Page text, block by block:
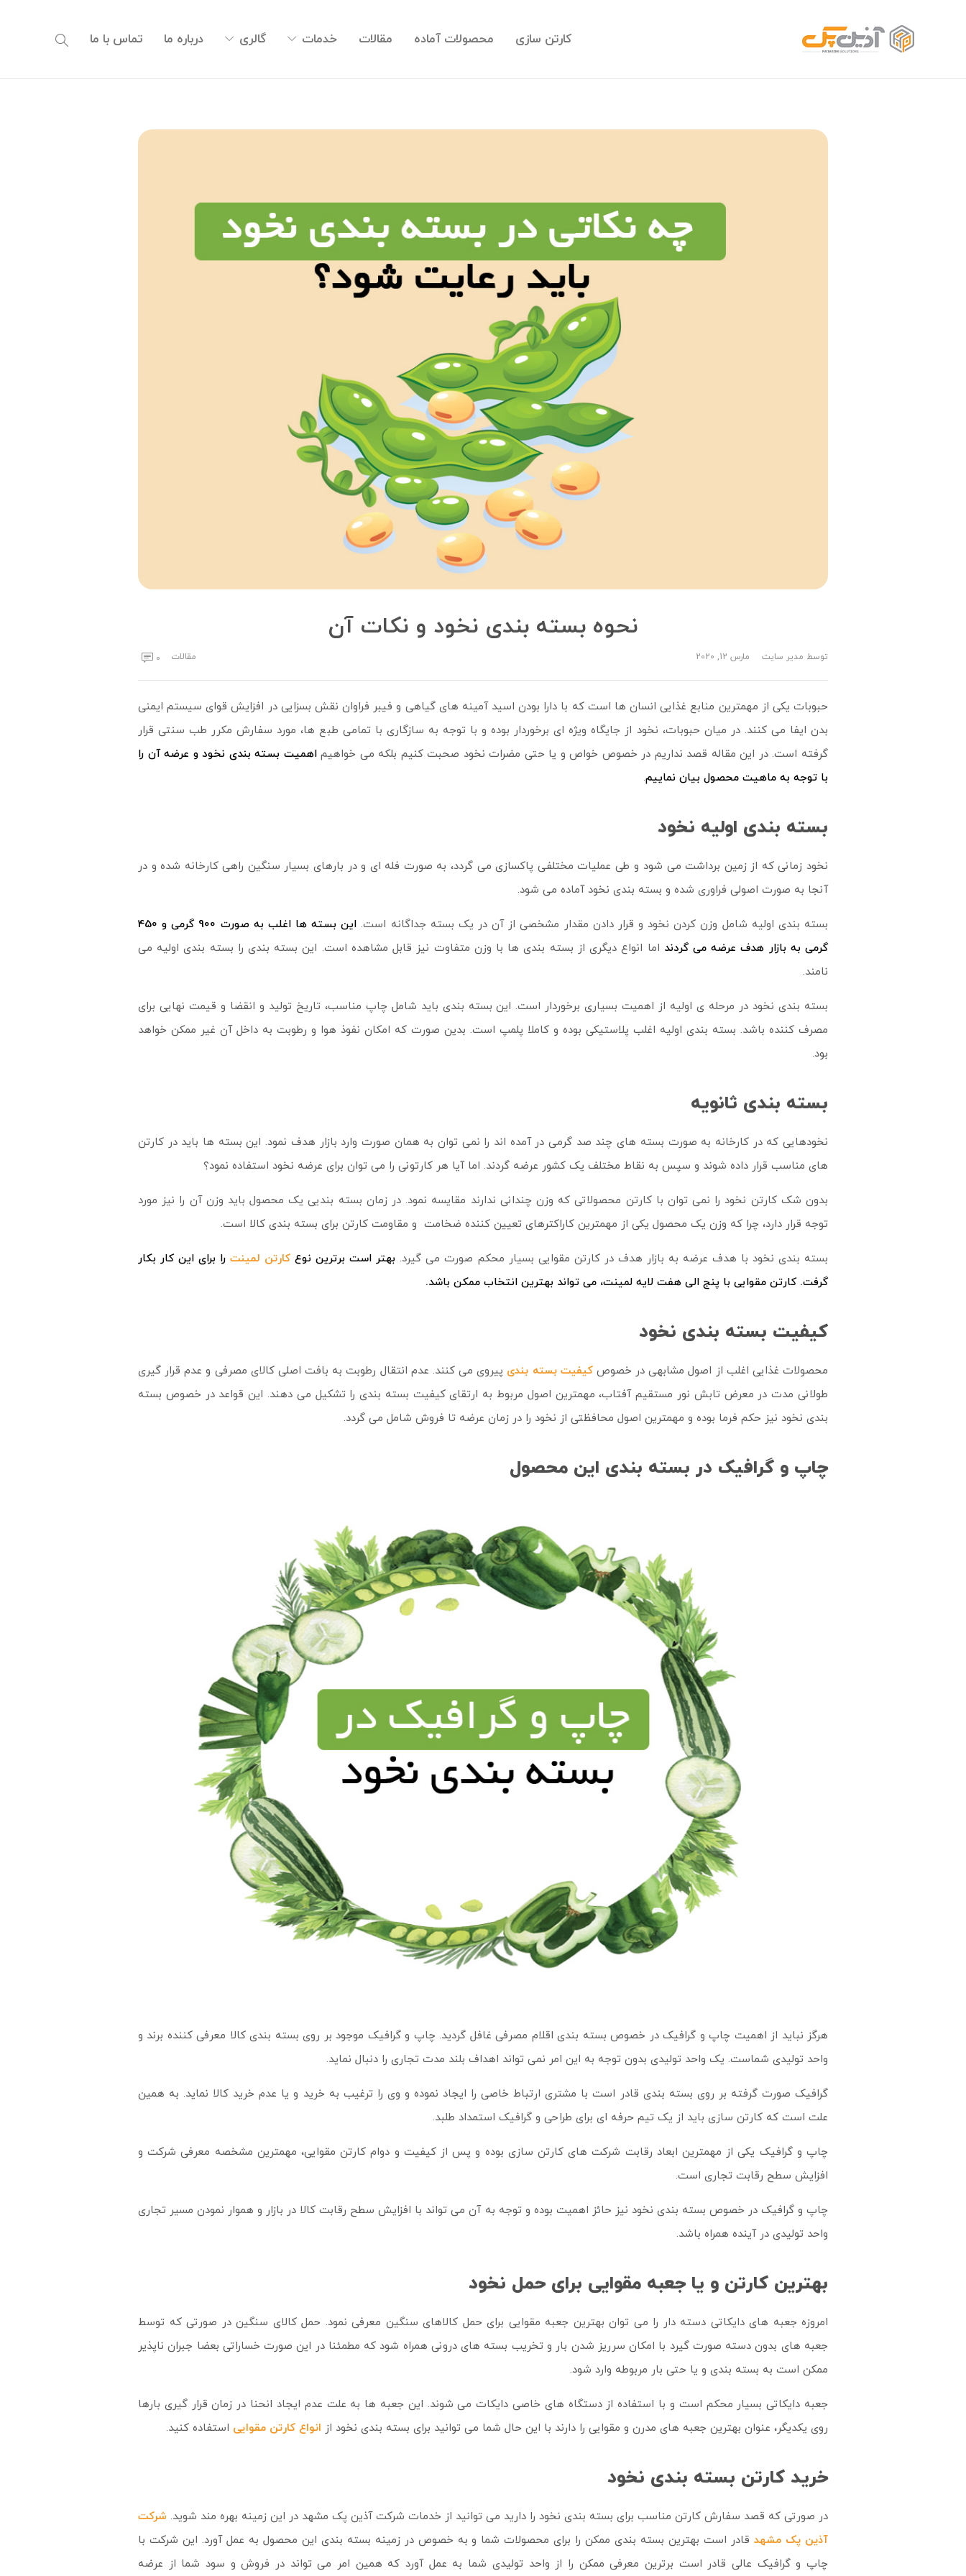
کارتن سازی محصولات آماده مقالات خدمات گالری درباره ما تماس با ما
نحوه بسته بندی نخود و نکات آن
توسط مدیر سایت مارس 12, 2020 مقالات 0
حبوبات یکی از مهمترین منابع غذایی انسان ها است که با دارا بودن اسید آمینه های گیاهی و فیبر فراوان نقش بسزایی در افزایش قوای سیستم ایمنی
بدن ایفا می کنند. در میان حبوبات، نخود از جایگاه ویژه ای برخوردار بوده و با توجه به سازگاری با تمامی طبع ها، مورد سفارش مکرر طب سنتی قرار
گرفته است. در این مقاله قصد نداریم در خصوص خواص و یا حتی مضرات نخود صحبت کنیم بلکه می خواهیماهمیت بسته بندی نخود و عرضه آن را
با توجه به ماهیت محصول بیان نماییم.
بسته بندی اولیه نخود
نخود زمانی که از زمین برداشت می شود و طی عملیات مختلفی پاکسازی می گردد، به صورت فله ای و در بارهای بسیار سنگین راهی کارخانه شده و در
آنجا به صورت اصولی فراوری شده و بسته بندی نخود آماده می شود.
بسته بندی اولیه شامل وزن کردن نخود و قرار دادن مقدار مشخصی از آن در یک بسته جداگانه است.
این بسته ها اغلب به صورت 900 گرمی و 450
گرمی به بازار هدف عرضه می گردند اما انواع دیگری از بسته بندی ها با وزن متفاوت نیز قابل مشاهده است. این بسته بندی را بسته بندی اولیه می
نامند.
بسته بندی نخود در مرحله ی اولیه از اهمیت بسیاری برخوردار است. این بسته بندی باید شامل چاپ مناسب، تاریخ تولید و انقضا و قیمت نهایی برای
مصرف کننده باشد. بسته بندی اولیه اغلب پلاستیکی بوده و کاملا پلمپ است. بدین صورت که امکان نفوذ هوا و رطوبت به داخل آن غیر ممکن خواهد
بود.
بسته بندی ثانویه
نخودهایی که در کارخانه به صورت بسته های چند صد گرمی در آمده اند را نمی توان به همان صورت وارد بازار هدف نمود. این بسته ها باید در کارتن
های مناسب قرار داده شوند و سپس به نقاط مختلف یک کشور عرضه گردند. اما آیا هر کارتونی را می توان برای عرضه نخود استفاده نمود؟
بدون شک کارتن نخود را نمی توان با کارتن محصولاتی که وزن چندانی ندارند مقایسه نمود. در زمان بسته بندیی یک محصول باید وزن آن را نیز مورد
توجه قرار دارد، چرا که وزن یک محصول یکی از مهمترین کاراکترهای تعیین کننده ضخامت و مقاومت کارتن برای بسته بندی کالا است.
بسته بندی نخود با هدف عرضه به بازار هدف در کارتن مقوایی بسیار محکم صورت می گیرد.بهتر است برترین نوع کارتن لمینترا برای این کار بکار
گرفت. کارتن مقوایی با پنج الی هفت لایه لمینت، می تواند بهترین انتخاب ممکن باشد.
کیفیت بسته بندی نخود
محصولات غذایی اغلب از اصول مشابهی در خصوصکیفیت بسته بندی پیروی می کنند. عدم انتقال رطوبت به بافت اصلی کالای مصرفی و عدم قرار گیری
طولانی مدت در معرض تابش نور مستقیم آفتاب، مهمترین اصول مربوط به ارتقای کیفیت بسته بندی را تشکیل می دهند. این قواعد در خصوص بسته
بندی نخود نیز حکم فرما بوده و مهمترین اصول محافظتی از نخود را در زمان عرضه تا فروش شامل می گردد.
چاپ و گرافیک در بسته بندی این محصول
هرگز نباید از اهمیت چاپ و گرافیک در خصوص بسته بندی اقلام مصرفی غافل گردید. چاپ و گرافیک موجود بر روی بسته بندی کالا معرفی کننده برند و
واحد تولیدی شماست. یک واحد تولیدی بدون توجه به این امر نمی تواند اهداف بلند مدت تجاری را دنبال نماید.
گرافیک صورت گرفته بر روی بسته بندی قادر است با مشتری ارتباط خاصی را ایجاد نموده و وی را ترغیب به خرید و یا عدم خرید کالا نماید. به همین
علت است که کارتن سازی باید از یک تیم حرفه ای برای طراحی و گرافیک استمداد طلبد.
چاپ و گرافیک یکی از مهمترین ابعاد رقابت شرکت های کارتن سازی بوده و پس از کیفیت و دوام کارتن مقوایی، مهمترین مشخصه معرفی شرکت و
افزایش سطح رقابت تجاری است.
چاپ و گرافیک در خصوص بسته بندی نخود نیز حائز اهمیت بوده و توجه به آن می تواند با افزایش سطح رقابت کالا در بازار و هموار نمودن مسیر تجاری
واحد تولیدی در آینده همراه باشد.
بهترین کارتن و یا جعبه مقوایی برای حمل نخود
امروزه جعبه های دایکاتی دسته دار را می توان بهترین جعبه مقوایی برای حمل کالاهای سنگین معرفی نمود. حمل کالای سنگین در صورتی که توسط
جعبه های بدون دسته صورت گیرد با امکان سرریز شدن بار و تخریب بسته های درونی همراه شود که مطمئنا در این صورت خساراتی بعضا جبران ناپذیر
ممکن است به بسته بندی و یا حتی بار مربوطه وارد شود.
جعبه دایکاتی بسیار محکم است و با استفاده از دستگاه های خاصی دایکات می شوند. این جعبه ها به علت عدم ایجاد انحنا در زمان قرار گیری بارها
روی یکدیگر، عنوان بهترین جعبه های مدرن و مقوایی را دارند با این حال شما می توانید برای بسته بندی نخود از انواع کارتن مقوایی استفاده کنید.
خرید کارتن بسته بندی نخود
در صورتی که قصد سفارش کارتن مناسب برای بسته بندی نخود را دارید می توانید از خدمات شرکت آذین پک مشهد در این زمینه بهره مند شوید. شرکت
آذین پک مشهدقادر است بهترین بسته بندی ممکن را برای محصولات شما و به خصوص در زمینه بسته بندی این محصول به عمل آورد. این شرکت با
چاپ و گرافیک عالی قادر است برترین معرفی ممکن را از واحد تولیدی شما به عمل آورد که همین امر می تواند در فروش و سود شما از عرضه